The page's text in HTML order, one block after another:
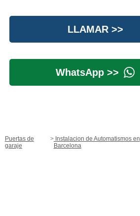
LLAMAR >>
WhatsApp >>
Puertas de
garaje
Instalacion de Automatismos en
Barcelona